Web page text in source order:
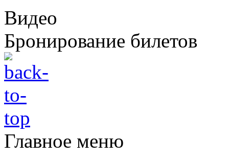
Видео
Бронирование билетов
Главное меню